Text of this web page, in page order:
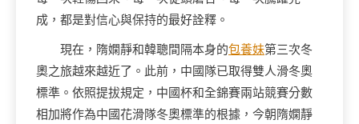
成，都是對信心與保持的最好詮釋。
現在，隋嫻靜和韓聰間隔本身的包養妹第三次冬
奧之旅越來越近了。此前，中國隊已取得雙人滑冬奧
標準。依照提拔規定，中國杯和全錦賽兩站競賽分數
相加將作為中國花滑隊冬奧標準的根據，今朝隋嫻靜